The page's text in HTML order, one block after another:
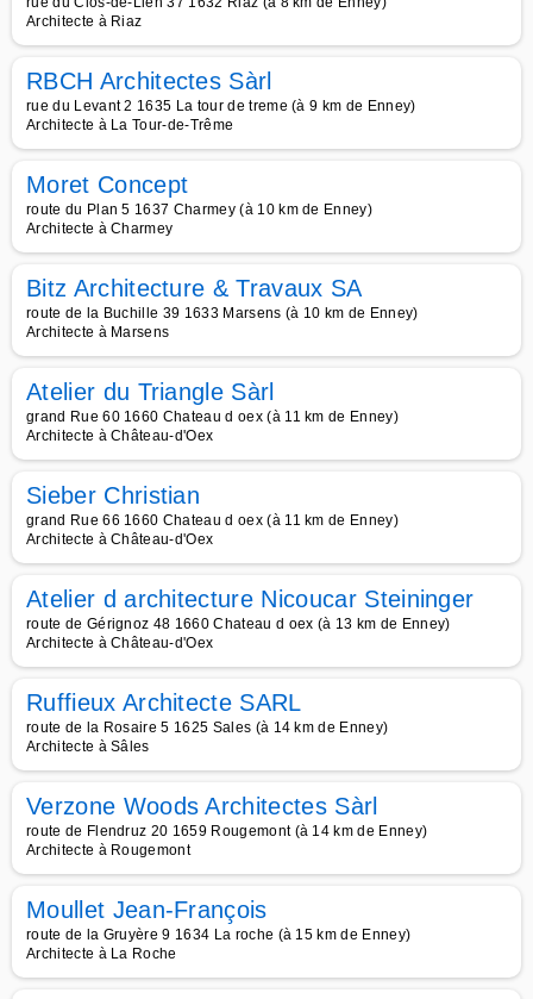
Architecte à Riaz
RBCH Architectes Sàrl
rue du Levant 2 1635 La tour de treme (à 9 km de Enney)
Architecte à La Tour-de-Trême
Moret Concept
route du Plan 5 1637 Charmey (à 10 km de Enney)
Architecte à Charmey
Bitz Architecture & Travaux SA
route de la Buchille 39 1633 Marsens (à 10 km de Enney)
Architecte à Marsens
Atelier du Triangle Sàrl
grand Rue 60 1660 Chateau d oex (à 11 km de Enney)
Architecte à Château-d'Oex
Sieber Christian
grand Rue 66 1660 Chateau d oex (à 11 km de Enney)
Architecte à Château-d'Oex
Atelier d architecture Nicoucar Steininger
route de Gérignoz 48 1660 Chateau d oex (à 13 km de Enney)
Architecte à Château-d'Oex
Ruffieux Architecte SARL
route de la Rosaire 5 1625 Sales (à 14 km de Enney)
Architecte à Sâles
Verzone Woods Architectes Sàrl
route de Flendruz 20 1659 Rougemont (à 14 km de Enney)
Architecte à Rougemont
Moullet Jean-François
route de la Gruyère 9 1634 La roche (à 15 km de Enney)
Architecte à La Roche